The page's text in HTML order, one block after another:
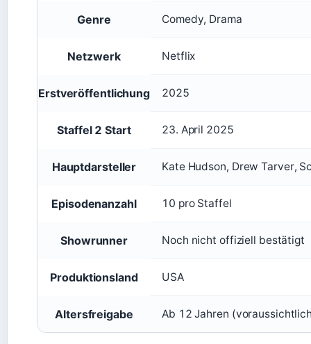
Genre Comedy, Drama
Netzwerk Netflix
Erstveröffentlichung 2025
Staffel 2 Start 23. April 2025
Hauptdarsteller Kate Hudson, Drew Tarver,
Episodenanzahl 10 pro Staffel
Showrunner Noch nicht offiziell bestätigt
Produktionsland USA
Altersfreigabe Ab 12 Jahren